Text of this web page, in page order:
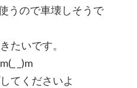
うので車壊しそうで
たいです。
_)m
てくださいよ